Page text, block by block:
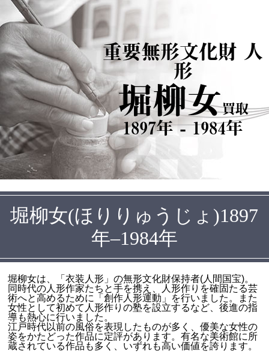
重要無形文化財 人
形
堀柳女買取
1897年 - 1984年
堀柳女(ほりりゅうじょ)1897
年–1984年
堀柳女は、「衣装人形」の無形文化財保持者(人間国宝)。
同時代の人形作家たちと手を携え、人形作りを確固たる芸
術へと高めるために「創作人形運動」を行いました。また
女性として初めて人形作りの塾を設立するなど、後進の指
導も熱心に行いました。
江戸時代以前の風俗を表現したものが多く、優美な女性の
姿をかたどった作品に定評があります。有名な美術館に所
蔵されている作品も多く、いずれも高い価値を誇ります。